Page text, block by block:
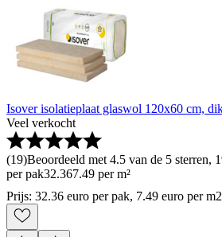
Isover isolatieplaat glaswol 120x60 cm,
Veel verkocht
(19)Beoordeeld met 4.5 van de 5 sterren,
per pak32.367.49 per m²
Prijs: 32.36 euro per pak, 7.49 euro per m2